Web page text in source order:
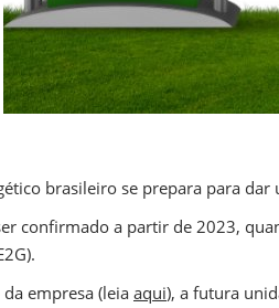
brasileiro se prepara para
confirmado a partir de 2023,
empresa (leia aqui), a futura